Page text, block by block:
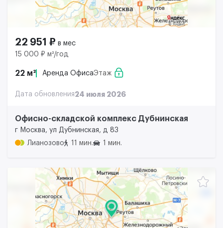
22 951 ₽ в мес
15 000 ₽ м²/год
22 м² Аренда ОфисаЭтаж
Дата обновления24 июля 2026
Офисно-складской комплекс Дубнинская
г Москва, ул Дубнинская, д 83
Лианозово
11 мин. 1 мин.